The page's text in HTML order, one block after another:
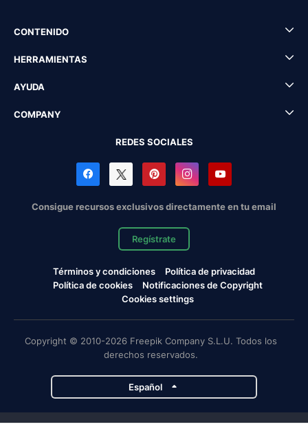
CONTENIDO
HERRAMIENTAS
AYUDA
COMPANY
REDES SOCIALES
Consigue recursos exclusivos directamente en tu email
Regístrate
Términos y condiciones
Política de privacidad
Política de cookies
Notificaciones de Copyright
Cookies settings
Copyright © 2010-2026 Freepik Company S.L.U. Todos los
derechos reservados.
Español